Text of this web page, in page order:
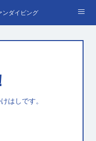
ンダイビング
安心練習
せ
はしです。